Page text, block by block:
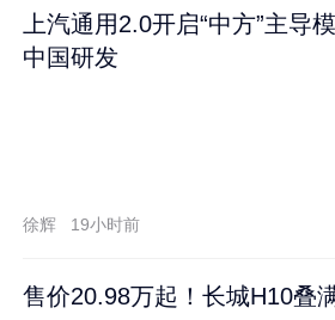
上汽通用2.0开启“中方”主导
中国研发
徐辉 19小时前
售价20.98万起！长城H10叠